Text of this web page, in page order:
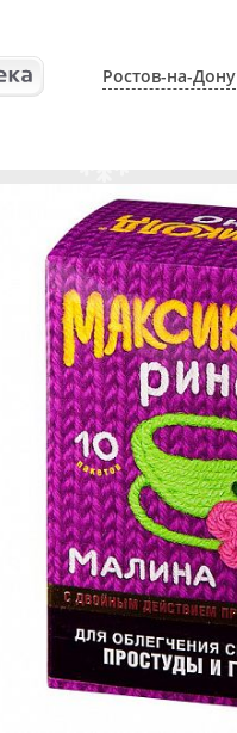
Ростов-на-Дону